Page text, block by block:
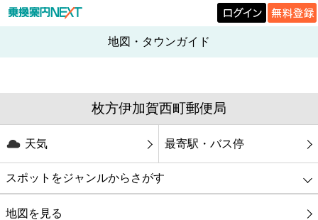
地図・タウンガイド
枚方伊加賀西町郵便局
天気 最寄駅・バス停
スポットをジャンルからさがす
グルメ
地図を見る